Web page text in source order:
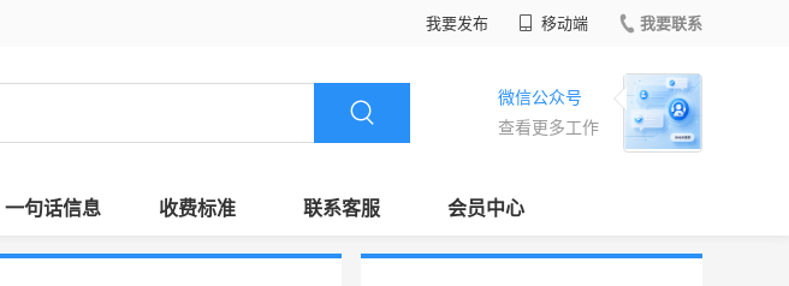
我要发布 移动端 我要联系
微信公众号
查看更多工作
一句话信息 收费标准 联系客服 会员中心